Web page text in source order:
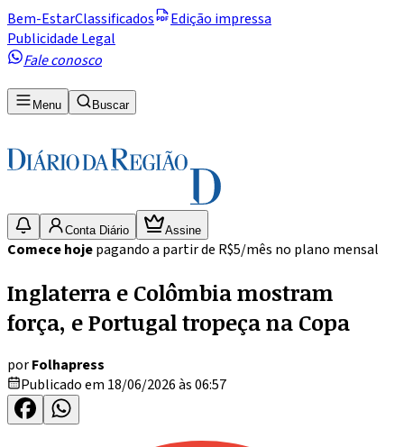
Bem-EstarClassificados
Edição impressa
Publicidade Legal
Fale conosco
Menu Buscar
Conta Diário Assine
Comece hojepagando a partir de R$5/mês no plano mensal
Inglaterra e Colômbia mostram
força, e Portugal tropeça na Copa
porFolhapress
Publicado em 18/06/2026 às 06:57